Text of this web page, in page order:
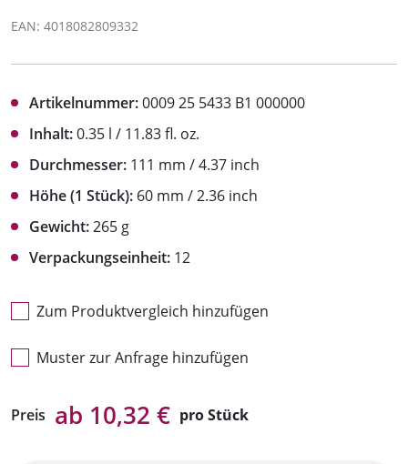
EAN: 4018082809332
Artikelnummer:0009 25 5433 B1 000000
Inhalt:0.35 l / 11.83 fl. oz.
Durchmesser: 111 mm / 4.37 inch
Höhe (1 Stück): 60 mm / 2.36 inch
Gewicht:265 g
Verpackungseinheit: 12
Zum Produktvergleich hinzufügen
Muster zur Anfrage hinzufügen
Preis ab 10,32 € pro Stück